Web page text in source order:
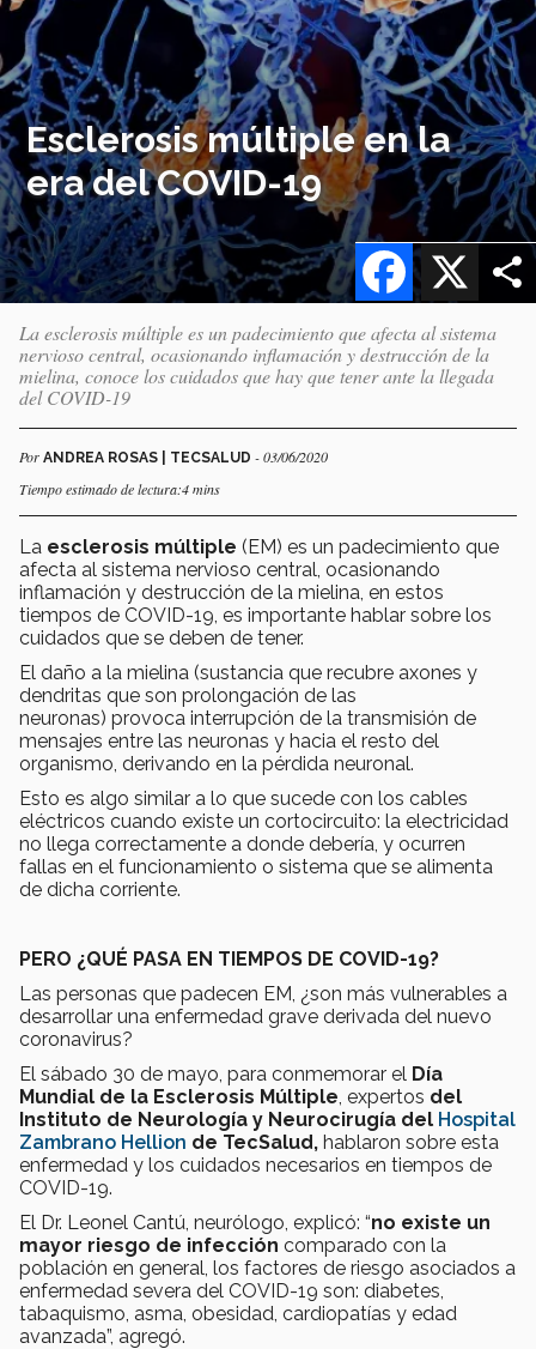
Esclerosis múltiple en la
era del COVID-19
X
Facebook
La esclerosis múltiple es un padecimiento que afecta al sistema
nervioso central, ocasionando inflamación y destrucción de la
mielina, conoce los cuidados que hay que tener ante la llegada
del COVID-19
Por ANDREA ROSAS | TECSALUD - 03/06/2020
Tiempo estimado de lectura:4 mins
La esclerosis múltiple (EM) es un padecimiento que
afecta al sistema nervioso central, ocasionando
inflamación y destrucción de la mielina, en estos
tiempos de COVID-19, es importante hablar sobre los
cuidados que se deben de tener.
El daño a la mielina (sustancia que recubre axones y
dendritas que son prolongación de las
neuronas) provoca interrupción de la transmisión de
mensajes entre las neuronas y hacia el resto del
organismo, derivando en la pérdida neuronal.
Esto es algo similar a lo que sucede con los cables
eléctricos cuando existe un cortocircuito: la electricidad
no llega correctamente a donde debería, y ocurren
fallas en el funcionamiento o sistema que se alimenta
de dicha corriente.
PERO ¿QUÉ PASA EN TIEMPOS DE COVID-19?
Las personas que padecen EM, ¿son más vulnerables a
desarrollar una enfermedad grave derivada del nuevo
coronavirus?
El sábado 30 de mayo, para conmemorar el Día
Mundial de la Esclerosis Múltiple , expertos del
Instituto de Neurología y Neurocirugía del Hospital
Zambrano Hellion de TecSalud, hablaron sobre esta
enfermedad y los cuidados necesarios en tiempos de
COVID-19.
El Dr. Leonel Cantú, neurólogo, explicó: “no existe un
mayor riesgo de infección comparado con la
población en general, los factores de riesgo asociados a
enfermedad severa del COVID-19 son: diabetes,
tabaquismo, asma, obesidad, cardiopatías y edad
avanzada”, agregó.